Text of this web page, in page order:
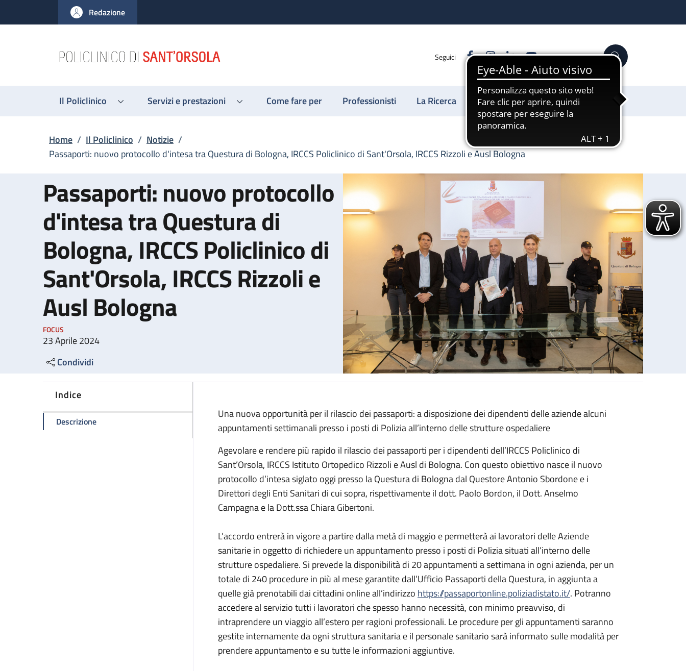
al contenuto principale
to footer content
Redazione
Seguici FacebookInstagram
LinkedinYouTube Cerca
Il Policlinico Servizi e prestazioni Come fare per Professionisti La Ricerca Sostienici
Briciole di pane
Home / Il Policlinico / Notizie /
Passaporti: nuovo protocollo d'intesa tra Questura di Bologna, IRCCS Policlinico di Sant'Orsola, IRCCS Rizzoli e Ausl Bologna
Passaporti: nuovo protocollo
d'intesa tra Questura di
Bologna, IRCCS Policlinico di
Sant'Orsola, IRCCS Rizzoli e
Ausl Bologna
FOCUS
23 Aprile 2024
Condividi
Indice
Descrizionedella pagina Passaporti: nuovo protocollo d'intesa tra Questura di Bologna, IRCCS Policlinico di Sant'Orsola, IRCCS Rizzoli e Ausl Bologna
Una nuova opportunità per il rilascio dei passaporti: a disposizione dei dipendenti delle aziende alcuni
appuntamenti settimanali presso i posti di Polizia all’interno delle strutture ospedaliere
Agevolare e rendere più rapido il rilascio dei passaporti per i dipendenti dell’IRCCS Policlinico di
Sant’Orsola, IRCCS Istituto Ortopedico Rizzoli e Ausl di Bologna. Con questo obiettivo nasce il nuovo
protocollo d’intesa siglato oggi presso la Questura di Bologna dal Questore Antonio Sbordone e i
Direttori degli Enti Sanitari di cui sopra, rispettivamente il dott. Paolo Bordon, il Dott. Anselmo
Campagna e la Dott.ssa Chiara Gibertoni.
L’accordo entrerà in vigore a partire dalla metà di maggio e permetterà ai lavoratori delle Aziende
sanitarie in oggetto di richiedere un appuntamento presso i posti di Polizia situati all’interno delle
strutture ospedaliere. Si prevede la disponibilità di 20 appuntamenti a settimana in ogni azienda, per un
totale di 240 procedure in più al mese garantite dall’Ufficio Passaporti della Questura, in aggiunta a
quelle già prenotabili dai cittadini online all’indirizzo https://passaportonline.poliziadistato.it/. Potranno
accedere al servizio tutti i lavoratori che spesso hanno necessità, con minimo preavviso, di
intraprendere un viaggio all’estero per ragioni professionali. Le procedure per gli appuntamenti saranno
gestite internamente da ogni struttura sanitaria e il personale sanitario sarà informato sulle modalità per
prendere appuntamento e su tutte le informazioni aggiuntive.